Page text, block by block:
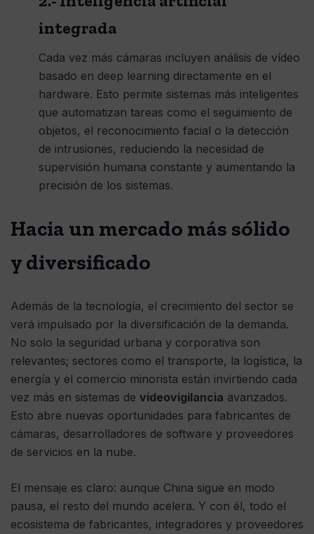
integrada
Cada vez más cámaras incluyen análisis de vídeo
basado en deep learning directamente en el
hardware. Esto permite sistemas más inteligentes
que automatizan tareas como el seguimiento de
objetos, el reconocimiento facial o la detección
de intrusiones, reduciendo la necesidad de
supervisión humana constante y aumentando la
precisión de los sistemas.
Hacia un mercado más sólido
y diversificado
Además de la tecnología, el crecimiento del sector se
verá impulsado por la diversificación de la demanda.
No solo la seguridad urbana y corporativa son
relevantes; sectores como el transporte, la logística, la
energía y el comercio minorista están invirtiendo cada
vez más en sistemas de videovigilancia avanzados.
Esto abre nuevas oportunidades para fabricantes de
cámaras, desarrolladores de software y proveedores
de servicios en la nube.
El mensaje es claro: aunque China sigue en modo
pausa, el resto del mundo acelera. Y con él, todo el
ecosistema de fabricantes, integradores y proveedores